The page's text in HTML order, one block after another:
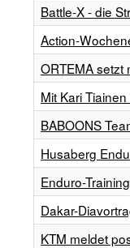
Battle-X - die
Action-
ORTEMA setzt
Mit Kari
BABOONS
Husaberg
Enduro-
Dakar-
KTM meldet